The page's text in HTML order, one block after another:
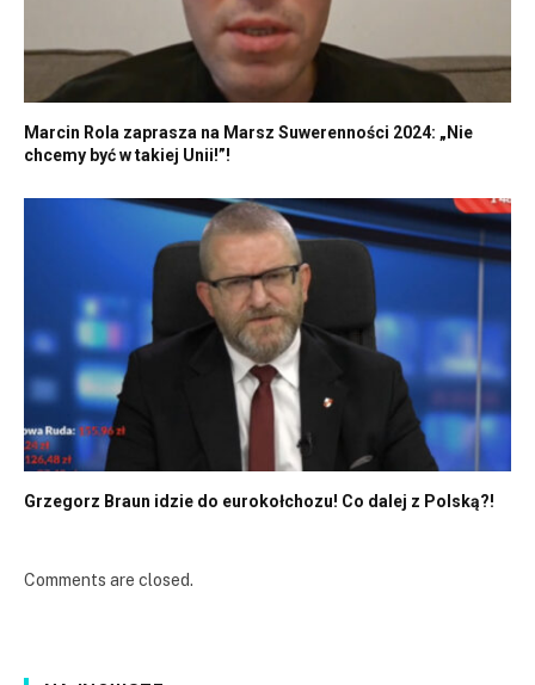
Marcin Rola zaprasza na Marsz Suwerenności 2024: „Nie
chcemy być w takiej Unii!”!
Grzegorz Braun idzie do eurokołchozu! Co dalej z Polską?!
Comments are closed.